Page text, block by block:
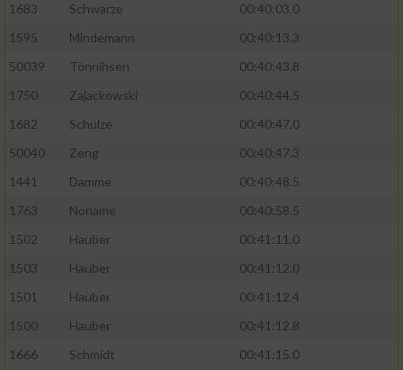
1683
Schwarze
00:40:03.0
1595
Mindemann
00:40:13.3
50039
Tönnihsen
00:40:43.8
1750
Zajackowski
00:40:44.5
1682
Schulze
00:40:47.0
50040
Zeng
00:40:47.3
1441
Damme
00:40:48.5
1763
Noname
00:40:58.5
1502
Hauber
00:41:11.0
1503
Hauber
00:41:12.0
1501
Hauber
00:41:12.4
1500
Hauber
00:41:12.8
1666
Schmidt
00:41:15.0
Funktional
Werbung